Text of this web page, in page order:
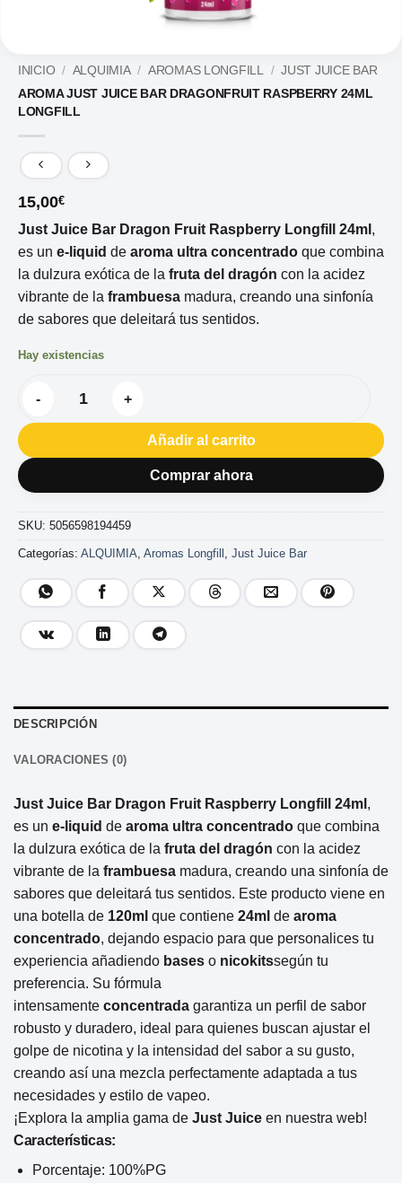
INICIO / ALQUIMIA / AROMAS LONGFILL / JUST JUICE BAR
AROMA JUST JUICE BAR DRAGONFRUIT RASPBERRY 24ML
LONGFILL
15,00€
Just Juice Bar Dragon Fruit Raspberry Longfill 24ml ,
es un e-liquid de aroma ultra concentrado que combina
la dulzura exótica de la fruta del dragón con la acidez
vibrante de la frambuesa madura, creando una sinfonía
de sabores que deleitará tus sentidos.
Hay existencias
AROMA JUST JUICE BAR DRAGONFRUIT RASPBERRY 24ML
Añadir al carrito
Comprar ahora
SKU: 5056598194459
Categorías: ALQUIMIA Aromas Longfill Just Juice Bar
DESCRIPCIÓN
VALORACIONES (0)
Just Juice Bar Dragon Fruit Raspberry Longfill 24ml ,
es un e-liquid de aroma ultra concentrado que combina
la dulzura exótica de la fruta del dragón con la acidez
vibrante de la frambuesa madura, creando una sinfonía de
sabores que deleitará tus sentidos. Este producto viene en
una botella de 120ml que contiene 24ml de aroma
concentrado, dejando espacio para que personalices tu
experiencia añadiendo bases o nicokitssegún tu
preferencia. Su fórmula
intensamente concentrada garantiza un perfil de sabor
robusto y duradero, ideal para quienes buscan ajustar el
golpe de nicotina y la intensidad del sabor a su gusto,
creando así una mezcla perfectamente adaptada a tus
necesidades y estilo de vapeo.
¡Explora la amplia gama de Just Juice en nuestra web!
Características:
Porcentaje: 100%PG